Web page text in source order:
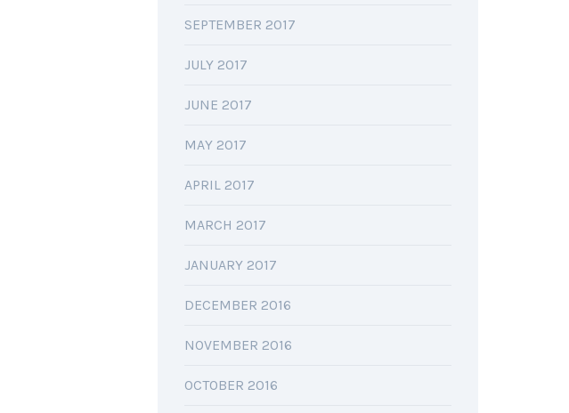
SEPTEMBER 2017
JULY 2017
JUNE 2017
MAY 2017
APRIL 2017
MARCH 2017
JANUARY 2017
DECEMBER 2016
NOVEMBER 2016
OCTOBER 2016